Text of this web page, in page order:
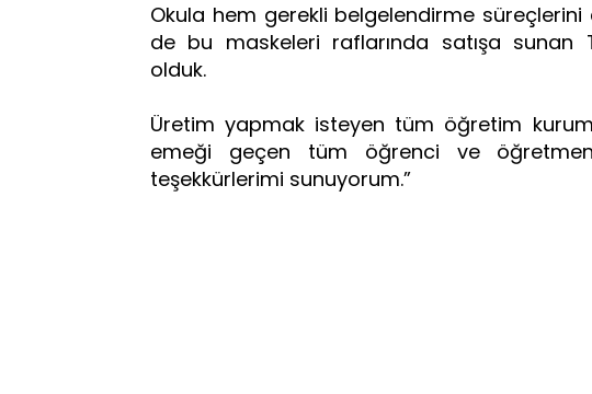
Okula hem gerekli belgelendirme
de bu maskeleri raflarında satışa sunan
olduk.
Üretim yapmak isteyen tüm öğretim
emeği geçen tüm öğrenci ve
teşekkürlerimi sunuyorum.”